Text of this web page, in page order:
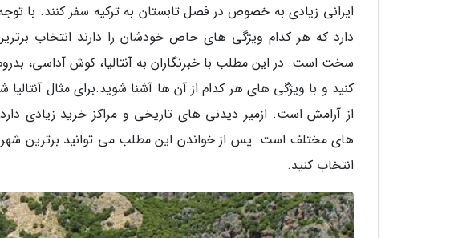
ایرانی زیادی به خصوص در فصل تابستان به ترکیه سفر کنند. با
دارد که هر کدام ویژگی های خاص خودشان را دارند انتخاب
سخت است. در این مطلب با خبرنگاران به آنتالیا، کوش آداسی، بدروم،
کنید و با ویژگی های هر کدام از آن ها آشنا شوید.برای مثال
از آرامش است. ازمیر دیدنی های تاریخی و مراکز خرید زیادی
های مختلف است. پس از خواندن این مطلب می توانید برترین شهر
انتخاب کنید.